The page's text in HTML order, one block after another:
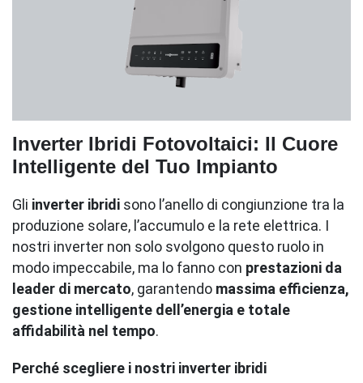
Inverter Ibridi Fotovoltaici: Il Cuore
Intelligente del Tuo Impianto
Gli inverter ibridi sono l’anello di congiunzione tra la
produzione solare, l’accumulo e la rete elettrica. I
nostri inverter non solo svolgono questo ruolo in
modo impeccabile, ma lo fanno con prestazioni da
leader di mercato, garantendo massima efficienza,
gestione intelligente dell’energia e totale
affidabilità nel tempo.
Perché scegliere i nostri inverter ibridi